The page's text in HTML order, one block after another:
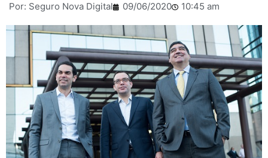
Por: Seguro Nova Digital 09/06/2020 10:45 am